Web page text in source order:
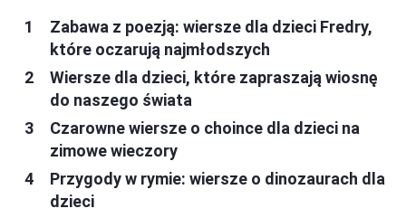
Zabawa z poezją: wiersze dla dzieci Fredry,
które oczarują najmłodszych
Wiersze dla dzieci, które zapraszają wiosnę
do naszego świata
Czarowne wiersze o choince dla dzieci na
zimowe wieczory
Przygody w rymie: wiersze o dinozaurach dla
dzieci